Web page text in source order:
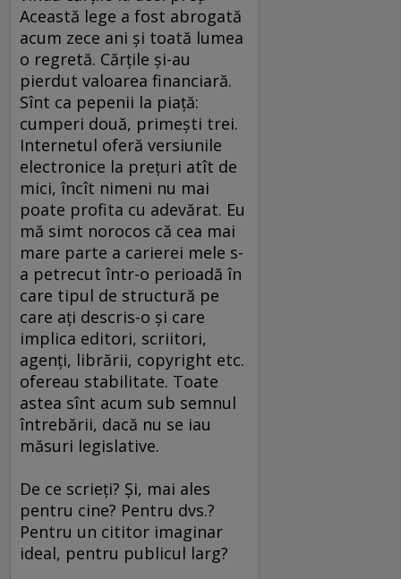
Această lege a fost abrogată
acum zece ani şi toată lumea
o regretă. Cărţile şi-au
pierdut valoarea financiară.
Sînt ca pepenii la piaţă:
cumperi două, primeşti trei.
Internetul oferă versiunile
electronice la preţuri atît de
mici, încît nimeni nu mai
poate profita cu adevărat. Eu
mă simt norocos că cea mai
mare parte a carierei mele s-
a petrecut într-o perioadă în
care tipul de structură pe
care aţi descris-o şi care
implica editori, scriitori,
agenţi, librării, copyright etc.
ofereau stabilitate. Toate
astea sînt acum sub semnul
întrebării, dacă nu se iau
măsuri legislative.
De ce scrieţi? Şi, mai ales
pentru cine? Pentru dvs.?
Pentru un cititor imaginar
ideal, pentru publicul larg?